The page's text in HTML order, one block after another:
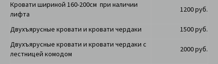
Кровати шириной 160-200см при наличии
лифта
1200 руб.
Двухъярусные кровати и кровати чердаки
1500 руб.
Двухъярусные кровати и кровати чердаки с
лестницей комодом
2000 руб.